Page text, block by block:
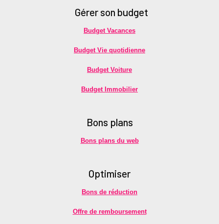
Gérer son budget
Budget Vacances
Budget Vie quotidienne
Budget Voiture
Budget Immobilier
Bons plans
Bons plans du web
Optimiser
Bons de réduction
Offre de remboursement